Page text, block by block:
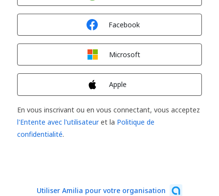
Facebook
Microsoft
Apple
En vous inscrivant ou en vous connectant, vous acceptez
l'Entente avec l'utilisateuret la Politique de
confidentialité.
Utiliser Amilia pour votre organisation